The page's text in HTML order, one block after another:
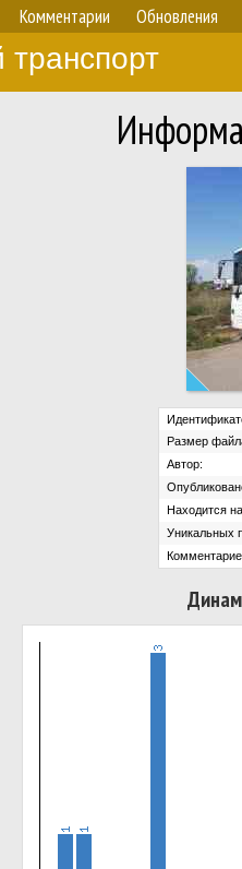
Комментарии Обновления
транспорт
Размер
Автор:
Находится
Уникальных